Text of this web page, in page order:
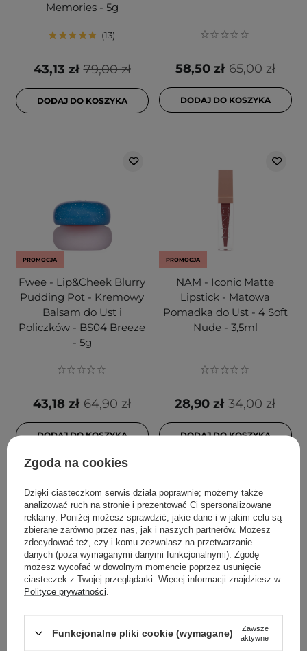
Memories - 5g
13
79,00 zł
43,13 zł
DODAJ DO KOSZYKA
65,00 zł
58,50 zł
DODAJ DO KOSZYKA
PROMOCJA
Fwee - Lip&Cheek Blurry
Pudding Pot - Kremowy
Balsam do Ust i
Policzków - BS04 Breeze
- 5g
64,90 zł
43,18 zł
DODAJ DO KOSZYKA
PROMOCJA
NAM - Iconic Matte
Lipstick - Matowa
Pomadka do Ust - 4 Soft
Nude - 3,5ml
34,00 zł
28,90 zł
DODAJ DO KOSZYKA
PROMOCJA
Lipstick - Matowa
Coralhaze - Volumizing
Lip Fondue -
Zgoda na cookies
Dzięki ciasteczkom serwis działa poprawnie; możemy także
analizować ruch na stronie i prezentować Ci spersonalizowane
reklamy. Poniżej możesz sprawdzić, jakie dane i w jakim celu są
zbierane zarówno przez nas, jak i naszych partnerów. Możesz
zdecydować też, czy i komu zezwalasz na przetwarzanie
danych (poza wymaganymi danymi funkcjonalnymi). Zgodę
możesz wycofać w dowolnym momencie poprzez usunięcie
ciasteczek z Twojej przeglądarki. Więcej informacji znajdziesz w
Polityce prywatności
Funkcjonalne pliki cookie (wymagane)
Zawsze
aktywne